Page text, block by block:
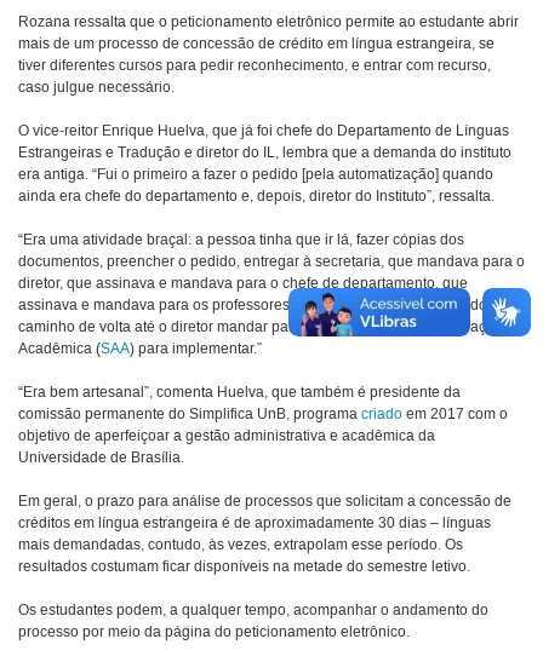
Rozana ressalta que o peticionamento eletrônico permite ao estudante abrir
mais de um processo de concessão de crédito em língua estrangeira, se
tiver diferentes cursos para pedir reconhecimento, e entrar com recurso,
caso julgue necessário.
O vice-reitor Enrique Huelva, que já foi chefe do Departamento de Línguas
Estrangeiras e Tradução e diretor do IL, lembra que a demanda do instituto
era antiga. “Fui o primeiro a fazer o pedido [pela automatização] quando
ainda era chefe do departamento e, depois, diretor do Instituto”, ressalta.
“Era uma atividade braçal: a pessoa tinha que ir lá, fazer cópias dos
documentos, preencher o pedido, entregar à secretaria, que mandava para o
diretor, que assinava e mandava para o chefe de departamento, que
assinava e mandava para os professores, que analisavam; e tinha todo o
caminho de volta até o diretor mandar para a Secretaria de Administração
Acadêmica (SAA) para implementar.”
“Era bem artesanal”, comenta Huelva, que também é presidente da
comissão permanente do Simplifica UnB, programa criado em 2017 com o
objetivo de aperfeiçoar a gestão administrativa e acadêmica da
Universidade de Brasília.
Em geral, o prazo para análise de processos que solicitam a concessão de
créditos em língua estrangeira é de aproximadamente 30 dias – línguas
mais demandadas, contudo, às vezes, extrapolam esse período. Os
resultados costumam ficar disponíveis na metade do semestre letivo.
Os estudantes podem, a qualquer tempo, acompanhar o andamento do
processo por meio da página do peticionamento eletrônico.